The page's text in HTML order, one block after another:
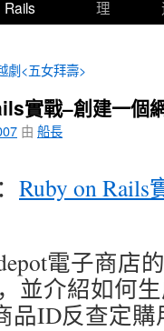
Rails
理
劇<五女拜壽>
實戰–創建一個
由 船長
Ruby on
電子商店
並介紹如何
品ID反查定購